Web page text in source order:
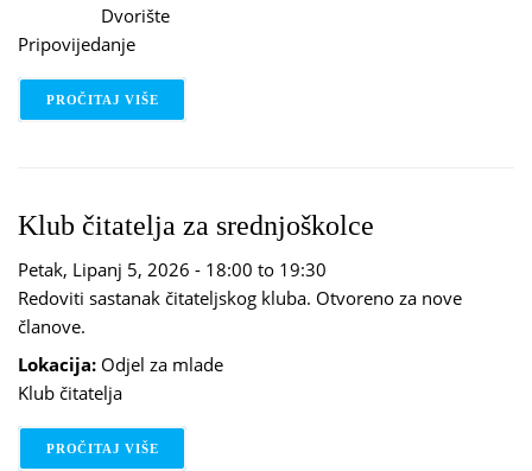
Dvorište
Pripovijedanje
PROČITAJ VIŠE
Klub čitatelja za srednjoškolce
Petak, Lipanj 5, 2026 - 18:00 to 19:30
Redoviti sastanak čitateljskog kluba. Otvoreno za nove
članove.
Lokacija: Odjel za mlade
Klub čitatelja
PROČITAJ VIŠE